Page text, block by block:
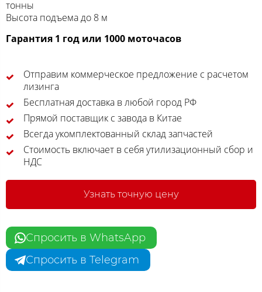
тонны
Высота подъема до 8 м
Гарантия 1 год или 1000 моточасов
Отправим коммерческое предложение с расчетом
лизинга
Бесплатная доставка в любой город РФ
Прямой поставщик с завода в Китае
Всегда укомплектованный склад запчастей
Стоимость включает в себя утилизационный сбор и
НДС
Узнать точную цену
Спросить в WhatsApp
Спросить в Telegram